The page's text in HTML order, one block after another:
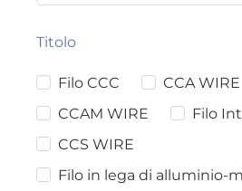
Titolo
Filo CCC
CCA WIRE
CCAM WIRE
Filo
CCS WIRE
Filo in lega di alluminio-